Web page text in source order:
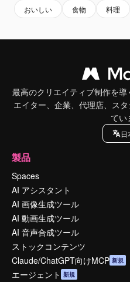
おいしい 食物 料理
最高のクリエイティブ制作を
エイター、企業、代理店、ス
てい
製品
Spaces
AI アシスタント
AI 画像生成ツール
AI 動画生成ツール
AI 音声合成ツール
ストックコンテンツ
Claude/ChatGPT向けMCP 新規
エージェント 新規